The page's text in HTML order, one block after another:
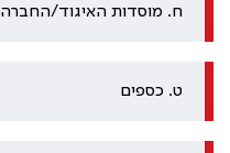
ח. מוסדות האיגוד/החברה
ט. כספים